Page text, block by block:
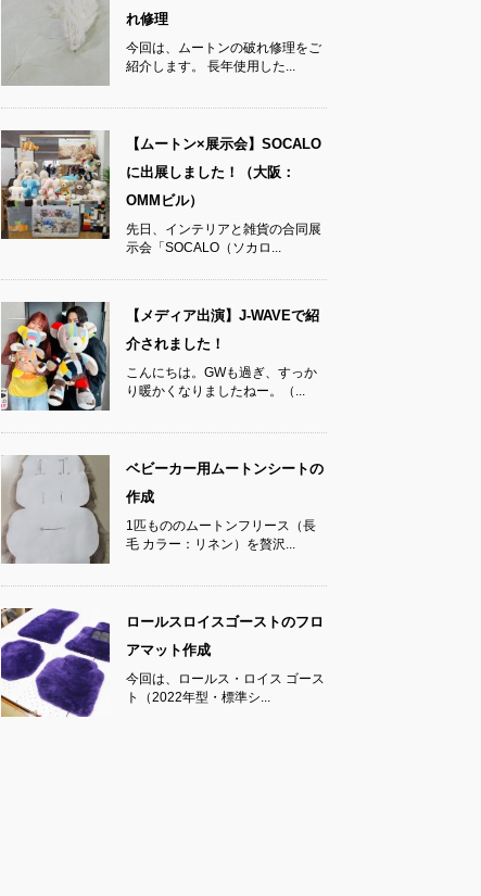
れ修理
今回は、ムートンの破れ修理をご
紹介します。 長年使用した...
【ムートン×展示会】SOCALO
に出展しました！（大阪：
OMMビル）
先日、インテリアと雑貨の合同展
示会「SOCALO（ソカロ...
【メディア出演】J-WAVEで紹
介されました！
こんにちは。GWも過ぎ、すっか
り暖かくなりましたねー。（...
ベビーカー用ムートンシートの
作成
1匹もののムートンフリース（長
毛 カラー：リネン）を贅沢...
ロールスロイスゴーストのフロ
アマット作成
今回は、ロールス・ロイス ゴース
ト（2022年型・標準シ...